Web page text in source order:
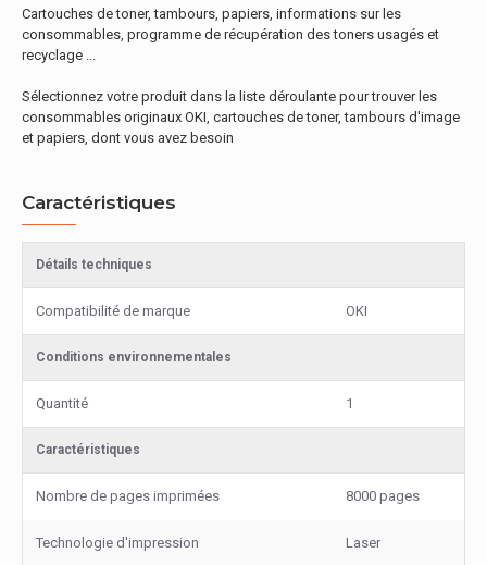
Cartouches de toner, tambours, papiers, informations sur les
consommables, programme de récupération des toners usagés et
recyclage ...
Sélectionnez votre produit dans la liste déroulante pour trouver les
consommables originaux OKI, cartouches de toner, tambours d'image
et papiers, dont vous avez besoin
Caractéristiques
Détails techniques
Compatibilité de marque OKI
Conditions environnementales
Quantité 1
Caractéristiques
Nombre de pages imprimées 8000 pages
Technologie d'impression Laser